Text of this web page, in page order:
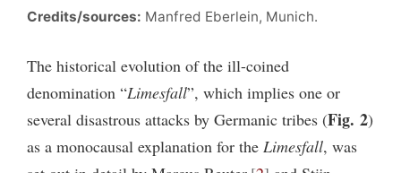
Credits/sources: Manfred Eberlein, Munich.
The historical evolution of the ill-coined
denomination “Limesfall”, which implies one or
several disastrous attacks by Germanic tribes (Fig. 2)
as a monocausal explanation for the Limesfall, was